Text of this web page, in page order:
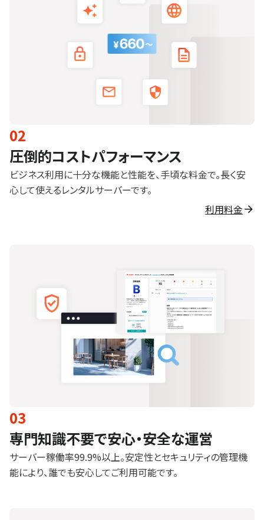
02
圧倒的コストパフォーマンス
ビジネス利用に十分な機能と性能を、手頃な料金で。長く安
心して使えるレンタルサーバーです。
利用料金
03
専門知識不要で安心・安全な運営
サーバー稼働率99.9%以上。安定性とセキュリティの管理機
能により、誰でも安心してご利用可能です。